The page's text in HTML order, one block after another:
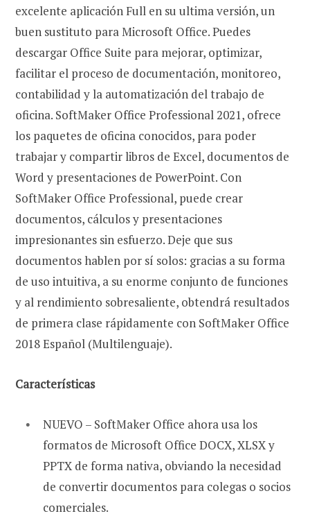
excelente aplicación Full en su ultima versión, un
buen sustituto para Microsoft Office. Puedes
descargar Office Suite para mejorar, optimizar,
facilitar el proceso de documentación, monitoreo,
contabilidad y la automatización del trabajo de
oficina. SoftMaker Office Professional 2021, ofrece
los paquetes de oficina conocidos, para poder
trabajar y compartir libros de Excel, documentos de
Word y presentaciones de PowerPoint. Con
SoftMaker Office Professional, puede crear
documentos, cálculos y presentaciones
impresionantes sin esfuerzo. Deje que sus
documentos hablen por sí solos: gracias a su forma
de uso intuitiva, a su enorme conjunto de funciones
y al rendimiento sobresaliente, obtendrá resultados
de primera clase rápidamente con SoftMaker Office
2018 Español (Multilenguaje).
Características
NUEVO – SoftMaker Office ahora usa los
formatos de Microsoft Office DOCX, XLSX y
PPTX de forma nativa, obviando la necesidad
de convertir documentos para colegas o socios
comerciales.